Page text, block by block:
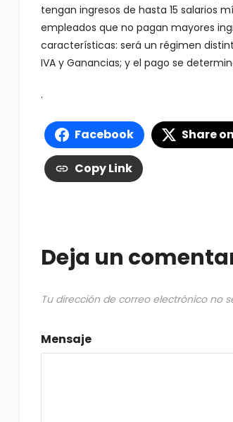
tengan ingresos de hasta 15 salarios
empleados que no pagan mayores
características: será un régimen
IVA y Ganancias; y el pago se
.
Facebook Share
Copy Link
Deja un
Tu dirección de correo electrónico no
Mensaje